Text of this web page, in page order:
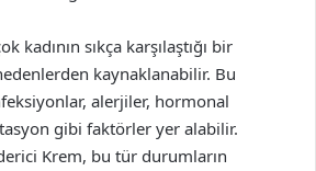
kadının sıkça karşılaştığı bir
kaynaklanabilir. Bu
alerjiler, hormonal
gibi faktörler yer alabilir.
Krem, bu tür durumların